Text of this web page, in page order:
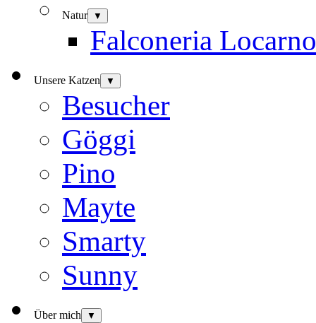
Natur ▼
Falconeria Locarno
Unsere Katzen ▼
Besucher
Göggi
Pino
Mayte
Smarty
Sunny
Über mich ▼